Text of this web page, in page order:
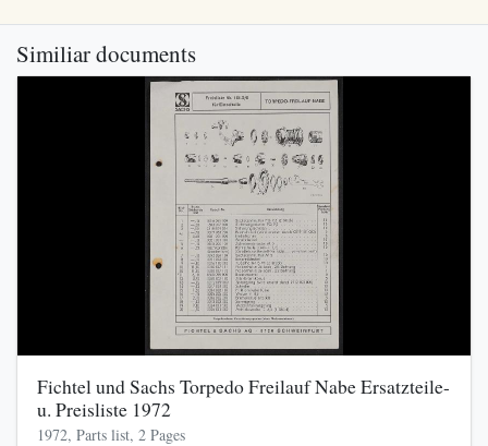
Similiar documents
Fichtel und Sachs Torpedo Freilauf Nabe Ersatzteile-
u. Preisliste 1972
1972, Parts list, 2 Pages